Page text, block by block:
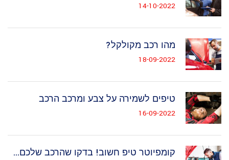
14-10-2022
מהו רכב מקולקל?
18-09-2022
טיפים לשמירה על צבע ומרכב הרכב
16-09-2022
קומפיוטר טיפ חשוב! בדקו שהרכב שלכם...